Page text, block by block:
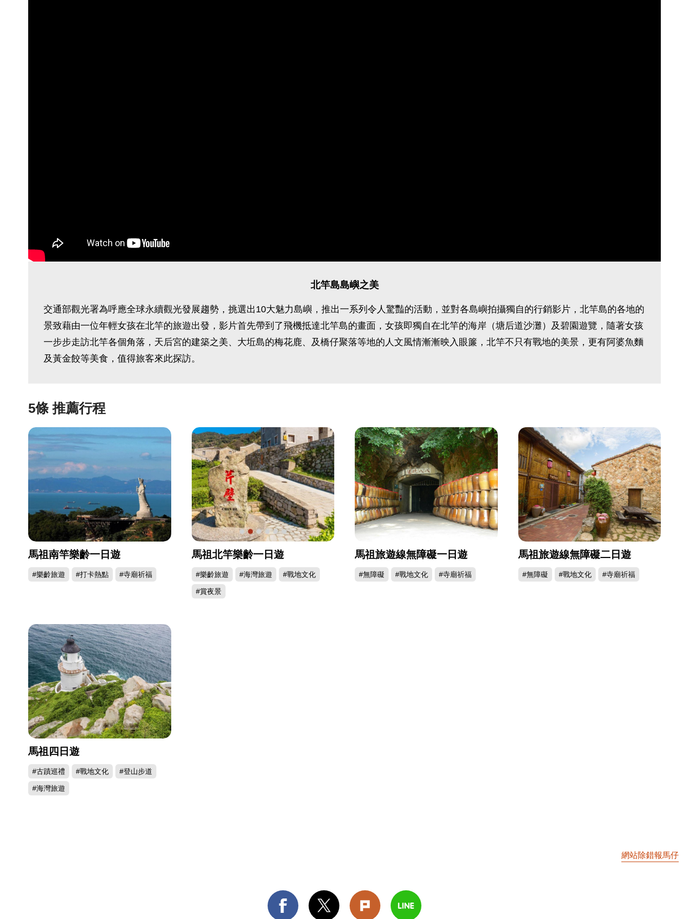
北竿島島嶼之美
交通部觀光署為呼應全球永續觀光發展趨勢，挑選出10大魅力島嶼，推出一系列令人驚豔的活動，並對各島嶼拍攝獨自的行銷影片，北竿島的各地的
景致藉由一位年輕女孩在北竿的旅遊出發，影片首先帶到了飛機抵達北竿島的畫面，女孩即獨自在北竿的海岸（塘后道沙灘）及碧園遊覽，隨著女孩
一步步走訪北竿各個角落，天后宮的建築之美、大坵島的梅花鹿、及橋仔聚落等地的人文風情漸漸映入眼簾，北竿不只有戰地的美景，更有阿婆魚麵
及黃金餃等美食，值得旅客來此探訪。
5條 推薦行程
馬祖南竿樂齡一日遊
#樂齡旅遊 #打卡熱點 #寺廟祈福
馬祖北竿樂齡一日遊
#樂齡旅遊 #海灣旅遊 #戰地文化
#賞夜景
馬祖旅遊線無障礙一日遊
#無障礙 #戰地文化 #寺廟祈福
馬祖旅遊線無障礙二日遊
#無障礙 #戰地文化 #寺廟祈福
馬祖四日遊
#古蹟巡禮 #戰地文化 #登山步道
#海灣旅遊
網站除錯報馬仔